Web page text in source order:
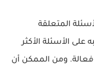
المتعلقة
على الأسئلة الأكثر
ومن الممكن أن